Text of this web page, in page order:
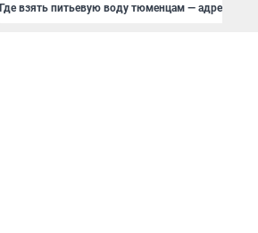
Где взять питьевую воду тюменцам — адреса